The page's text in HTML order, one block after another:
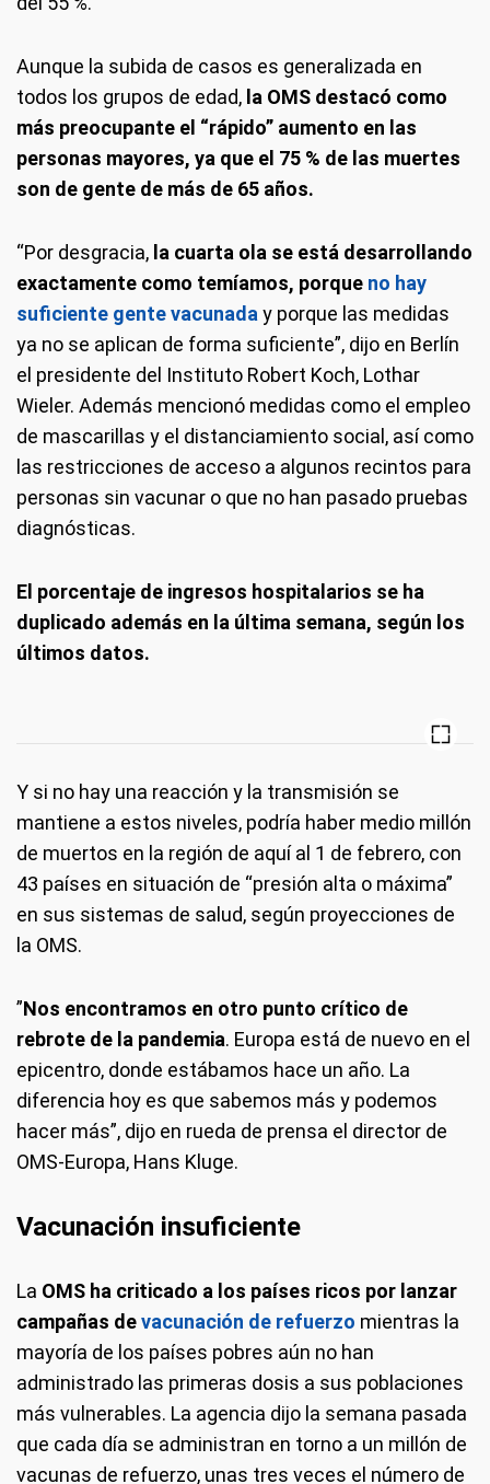
Aunque la subida de casos es generalizada en
todos los grupos de edad, la OMS destacó como
más preocupante el “rápido” aumento en las
personas mayores, ya que el 75 % de las muertes
son de gente de más de 65 años.
“Por desgracia, la cuarta ola se está desarrollando
exactamente como temíamos, porque no hay
suficiente gente vacunada y porque las medidas
ya no se aplican de forma suficiente”, dijo en Berlín
el presidente del Instituto Robert Koch, Lothar
Wieler. Además mencionó medidas como el empleo
de mascarillas y el distanciamiento social, así como
las restricciones de acceso a algunos recintos para
personas sin vacunar o que no han pasado pruebas
diagnósticas.
El porcentaje de ingresos hospitalarios se ha
duplicado además en la última semana, según los
últimos datos.
Y si no hay una reacción y la transmisión se
mantiene a estos niveles, podría haber medio millón
de muertos en la región de aquí al 1 de febrero, con
43 países en situación de “presión alta o máxima”
en sus sistemas de salud, según proyecciones de
la OMS.
”Nos encontramos en otro punto crítico de
rebrote de la pandemia. Europa está de nuevo en el
epicentro, donde estábamos hace un año. La
diferencia hoy es que sabemos más y podemos
hacer más”, dijo en rueda de prensa el director de
OMS-Europa, Hans Kluge.
Vacunación insuficiente
La OMS ha criticado a los países ricos por lanzar
campañas devacunación de refuerzo mientras la
mayoría de los países pobres aún no han
administrado las primeras dosis a sus poblaciones
más vulnerables. La agencia dijo la semana pasada
que cada día se administran en torno a un millón de
vacunas de refuerzo, unas tres veces el número de